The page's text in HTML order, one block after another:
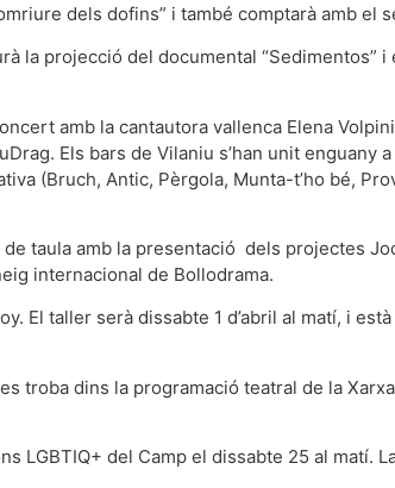
dels dofins” i també comptarà amb el
la projecció del documental “Sedimentos”
amb la cantautora vallenca Elena
Els bars de Vilaniu s’han unit enguany
(Bruch, Antic, Pèrgola, Munta-t’ho bé,
de taula amb la presentació dels projectes
internacional de Bollodrama.
El taller serà dissabte 1 d’abril al matí, i
troba dins la programació teatral de la
LGBTIQ+ del Camp el dissabte 25 al matí.